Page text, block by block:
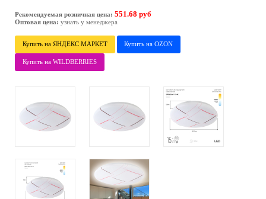
Рекомендуемая розничная цена: 551.68 руб
Оптовая цена: узнать у менеджера
Купить на ЯНДЕКС МАРКЕТ Купить на OZON
Купить на WILDBERRIES